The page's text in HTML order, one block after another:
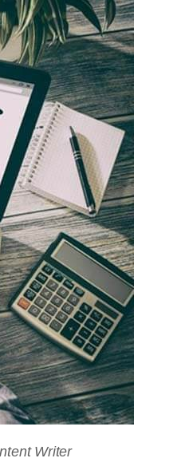
Writer